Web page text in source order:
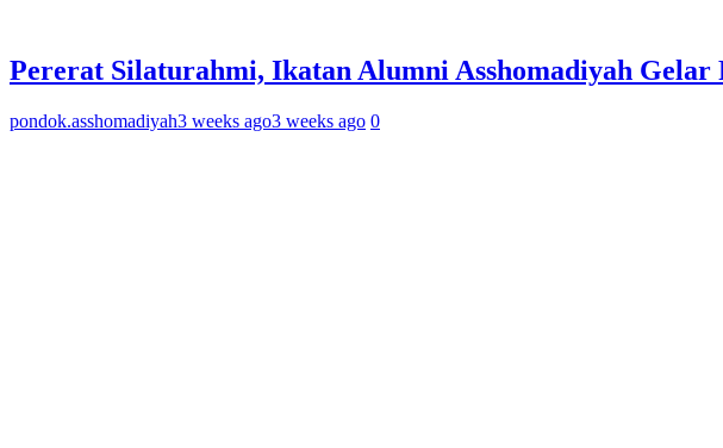
Pererat Silaturahmi, Ikatan Alumni Asshomadiyah
pondok.asshomadiyah3 weeks ago3 weeks ago 0